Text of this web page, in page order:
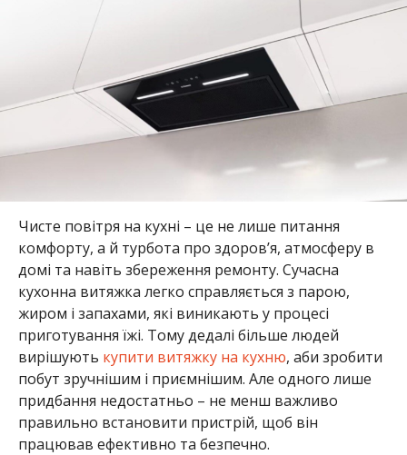
Чисте повітря на кухні – це не лише питання
комфорту, а й турбота про здоров’я, атмосферу в
домі та навіть збереження ремонту. Сучасна
кухонна витяжка легко справляється з парою,
жиром і запахами, які виникають у процесі
приготування їжі. Тому дедалі більше людей
вирішують купити витяжку на кухню, аби зробити
побут зручнішим і приємнішим. Але одного лише
придбання недостатньо – не менш важливо
правильно встановити пристрій, щоб він
працював ефективно та безпечно.